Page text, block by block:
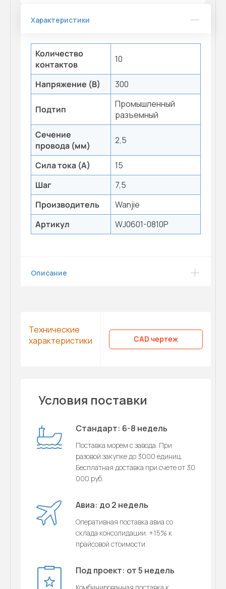
Характеристики
Количество
контактов
10
Напряжение (В) 300
Подтип
Промышленный
разъемный
Сечение
провода (мм)
2,5
Сила тока (А)
15
Шаг
7,5
Производитель
Wanjie
Артикул
WJ0601-0810P
Описание
Технические
характеристики
CAD чертеж
Условия поставки
Стандарт: 6-8 недель
Поставка морем с завода. При
разовой закупке до 3000 единиц.
Бесплатная доставка при счете от 30
000 руб.
Авиа: до 2 недель
Оперативная поставка авиа со
склада консолидации. +15% к
прайсовой стоимости.
Под проект: от 5 недель